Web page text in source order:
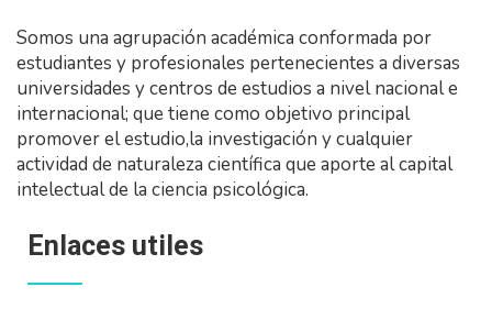
Somos una agrupación académica conformada por
estudiantes y profesionales pertenecientes a diversas
universidades y centros de estudios a nivel nacional e
internacional; que tiene como objetivo principal
promover el estudio,la investigación y cualquier
actividad de naturaleza científica que aporte al capital
intelectual de la ciencia psicológica.
Enlaces utiles